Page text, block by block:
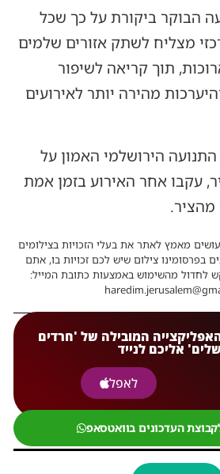
הבוקר ביקורת על כך שכל
מצליח לשתק אזורים שלמים
תוך קריאה לשיפור
מהירה יותר לאירועים
התנועה הירושלמי האמון על
עקבו אחר האירוע בזמן אמת
מהציר.
מאמץ לאתר את בעלי הזכויות בצילומים
בפרסומינו צילום שיש לכם זכויות בו, אתם
לחדול מהשימוש באמצעות כתובת המייל:
המובילה של 'חרדים
אליכם לנייד
לאפל
העדכונים בוואטסאפ